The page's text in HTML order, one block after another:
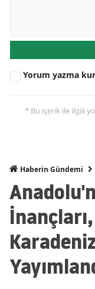
Yorum yazma
* Bu içerik ile ilgili
Haberin Gündemi